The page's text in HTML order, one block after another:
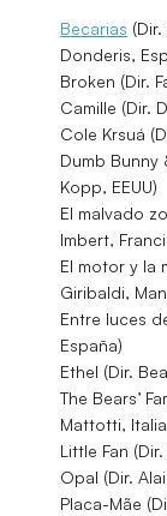
Becarias
Donderis,
Broken (Dir.
Camille (Dir.
Cole Krsuá
Dumb Bunny
Kopp, EEUU)
El malvado
Imbert,
El motor y la
Giribaldi,
Entre luces
España)
Ethel (Dir.
The Bears’
Mattotti,
Little Fan
Opal (Dir.
Placa-Mãe